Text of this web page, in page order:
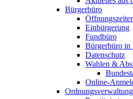
Bürgerbüro
Einbürgerung
Fundbüro
Bürgerbüro in
Datenschutz
Wahlen &
Online-
Ordnungsverwaltung